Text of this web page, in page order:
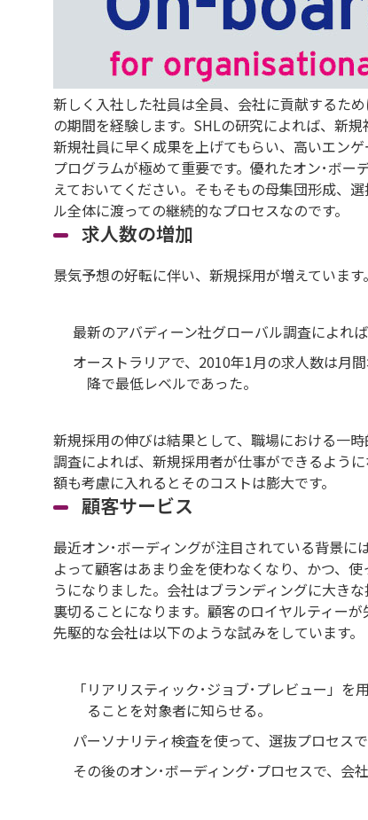
新しく入社した社員は全員、会社に貢献するた
の期間を経験します。SHLの研究によれば、新
新規社員に早く成果を上げてもらい、高いエン
プログラムが極めて重要です。優れたオン･ボ
えておいてください。そもそもの母集団形成、
ル全体に渡っての継続的なプロセスなのです。
求人数の増加
景気予想の好転に伴い、新規採用が増えています。
最新のアバディーン社グローバル調査によれ
オーストラリアで、2010年1月の求人数は月
降で最低レベルであった。
新規採用の伸びは結果として、職場における一
調査によれば、新規採用者が仕事ができるよう
額も考慮に入れるとそのコストは膨大です。
顧客サービス
最近オン･ボーディングが注目されている背景
よって顧客はあまり金を使わなくなり、かつ、
うになりました。会社はブランディングに大き
裏切ることになります。顧客のロイヤルティーが
先駆的な会社は以下のような試みをしています。
「リアリスティック･ジョブ･プレビュー」
ることを対象者に知らせる。
パーソナリティ検査を使って、選抜プロセス
その後のオン･ボーディング･プロセスで、会